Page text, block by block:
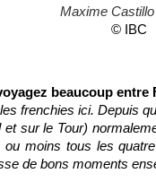
Maxime
© IBC
beaucoup entre
frenchies ici. Depuis
sur le Tour)
moins tous les
de bons moments